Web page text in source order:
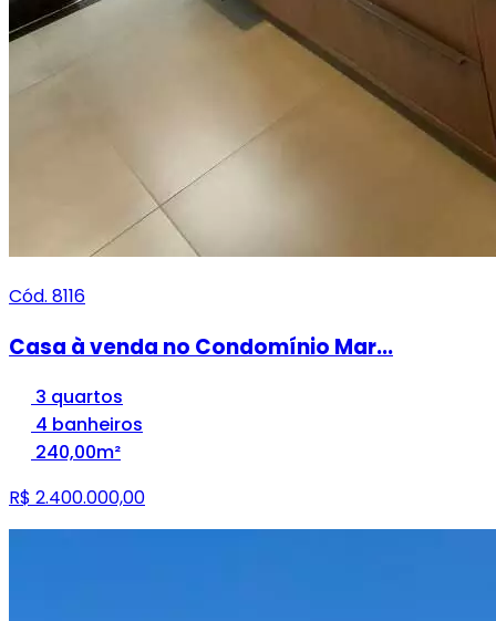
Cód. 8116
Casa à venda no Condomínio Mar...
3 quartos
4 banheiros
240,00m²
R$ 2.400.000,00